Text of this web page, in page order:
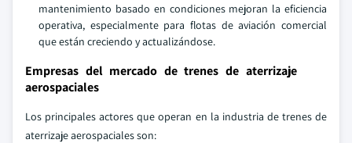
mantenimiento basado en condiciones mejoran la eficiencia
operativa, especialmente para flotas de aviación comercial
que están creciendo y actualizándose.
Empresas del mercado de trenes de aterrizaje
aerospaciales
Los principales actores que operan en la industria de trenes de
aterrizaje aerospaciales son: